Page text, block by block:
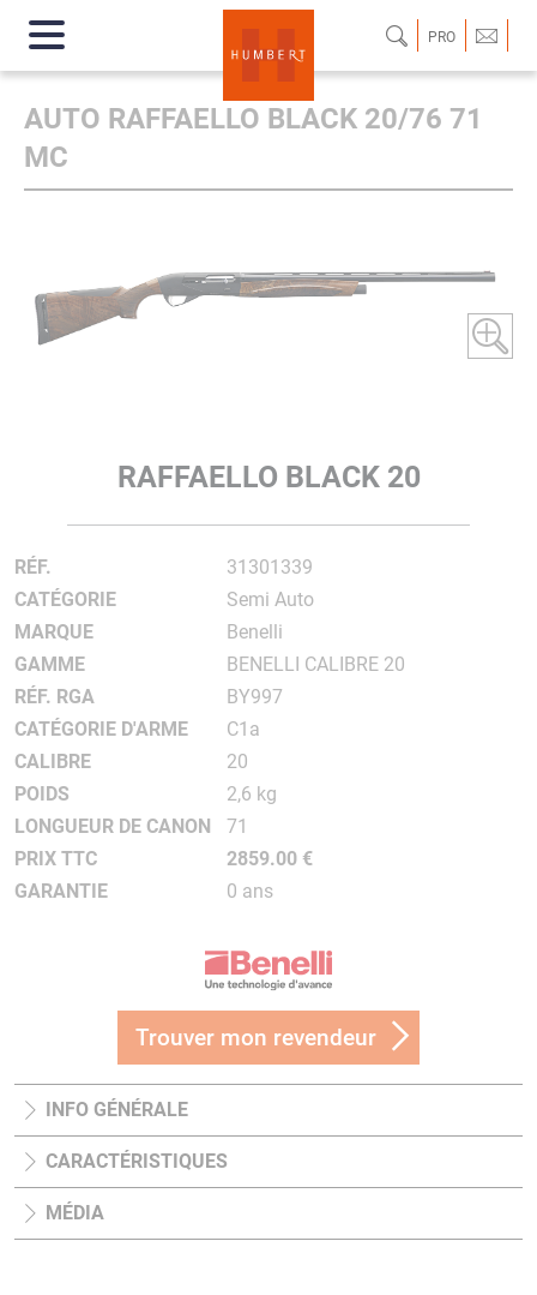
PRO
AUTO RAFFAELLO BLACK 20/76 71
MC
RAFFAELLO BLACK 20
RÉF.
31301339
CATÉGORIE
Semi Auto
MARQUE
Benelli
GAMME
BENELLI CALIBRE 20
RÉF. RGA
BY997
CATÉGORIE D'ARME
C1a
CALIBRE
20
POIDS
2,6 kg
LONGUEUR DE CANON
71
PRIX TTC
2859.00 €
GARANTIE
0 ans
Trouver mon revendeur
INFO GÉNÉRALE
CARACTÉRISTIQUES
MÉDIA